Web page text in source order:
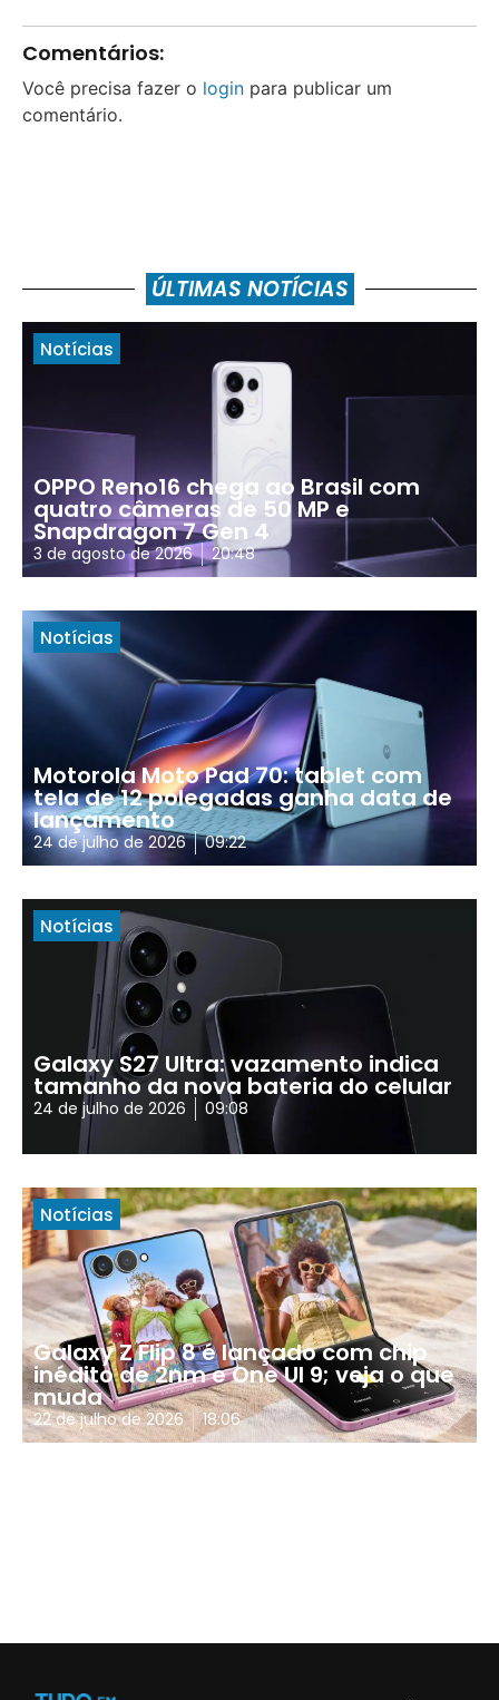
Comentários:
Você precisa fazer o login para publicar um
comentário.
ÚLTIMAS NOTÍCIAS
Notícias
OPPO Reno16 chega ao Brasil com
quatro câmeras de 50 MP e
Snapdragon 7 Gen 4
3 de agosto de 2026 20:48
Notícias
Motorola Moto Pad 70: tablet com
tela de 12 polegadas ganha data de
lançamento
24 de julho de 2026 09:22
Notícias
Galaxy S27 Ultra: vazamento indica
tamanho da nova bateria do celular
24 de julho de 2026 09:08
Notícias
Galaxy Z Flip 8 é lançado com chip
inédito de 2nm e One UI 9; veja o que
muda
22 de julho de 2026 18:06